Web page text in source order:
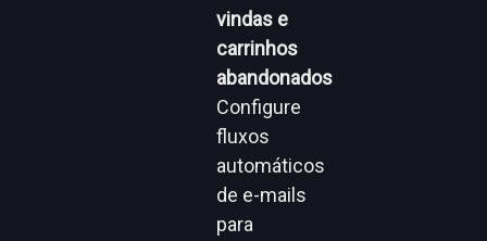
vindas e
carrinhos
abandonados
Configure
fluxos
automáticos
de e-mails
para